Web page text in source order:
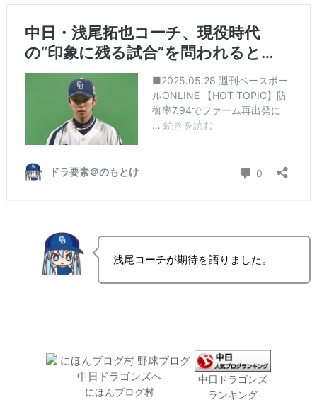
浅尾コーチが期待を語りました。
にほんブログ村
中日ドラゴンズ
ランキング